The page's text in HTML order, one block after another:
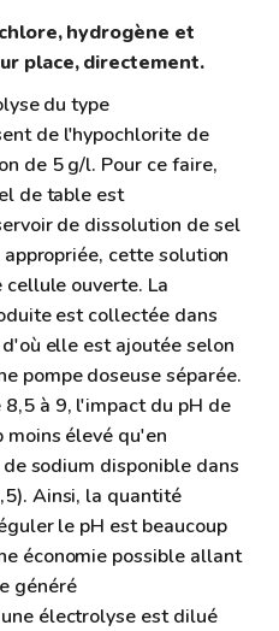
hydrogène et
place, directement.
du type
de l'hypochlorite de
de 5 g/l. Pour ce faire,
de table est
de dissolution de sel
cette solution
ouverte. La
est collectée dans
elle est ajoutée selon
pompe doseuse séparée.
à 9, l'impact du pH de
élevé qu'en
sodium disponible dans
Ainsi, la quantité
le pH est beaucoup
économie possible allant
généré
électrolyse est dilué